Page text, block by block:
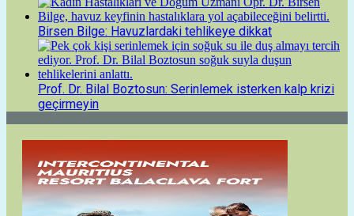
Birsen Bilge: Havuzlardaki tehlikeye dikkat
Prof. Dr. Bilal Boztosun: Serinlemek isterken kalp krizi
geçirmeyin